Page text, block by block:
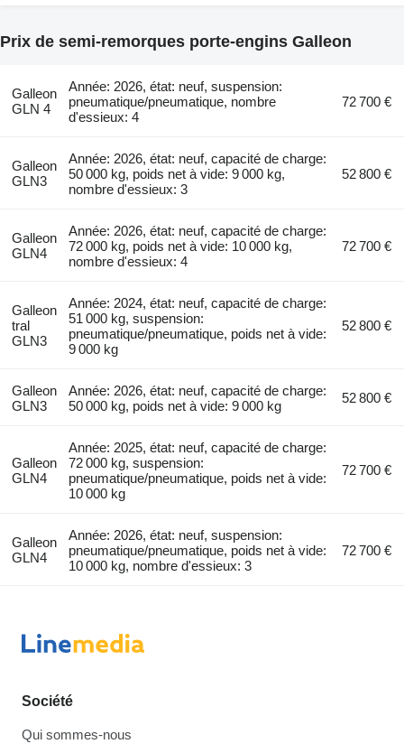
Prix de semi-remorques porte-engins Galleon
Galleon
GLN 4
Année: 2026, état: neuf, suspension:
pneumatique/pneumatique, nombre
d'essieux: 4
72 700 €
Galleon
GLN3
Année: 2026, état: neuf, capacité de charge:
50 000 kg, poids net à vide: 9 000 kg,
nombre d'essieux: 3
52 800 €
Galleon
GLN4
Année: 2026, état: neuf, capacité de charge:
72 000 kg, poids net à vide: 10 000 kg,
nombre d'essieux: 4
72 700 €
Galleon
tral
GLN3
Année: 2024, état: neuf, capacité de charge:
51 000 kg, suspension:
pneumatique/pneumatique, poids net à vide:
9 000 kg
52 800 €
Galleon
GLN3
Année: 2026, état: neuf, capacité de charge:
50 000 kg, poids net à vide: 9 000 kg
52 800 €
Galleon
GLN4
Année: 2025, état: neuf, capacité de charge:
72 000 kg, suspension:
pneumatique/pneumatique, poids net à vide:
10 000 kg
72 700 €
Galleon
GLN4
Année: 2026, état: neuf, suspension:
pneumatique/pneumatique, poids net à vide:
10 000 kg, nombre d'essieux: 3
72 700 €
Société
Qui sommes-nous